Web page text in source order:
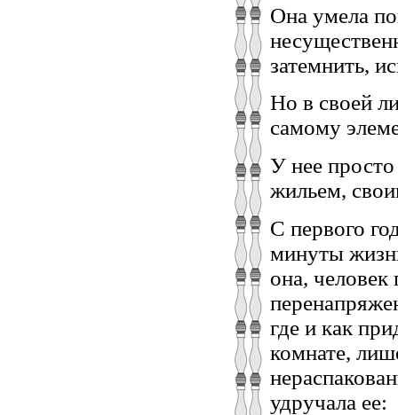
Она умела
затемнить,
Но в своей
самому
У нее просто
жильем,
С первого
минуты
она,
где и как
комнате,
удручала ее: